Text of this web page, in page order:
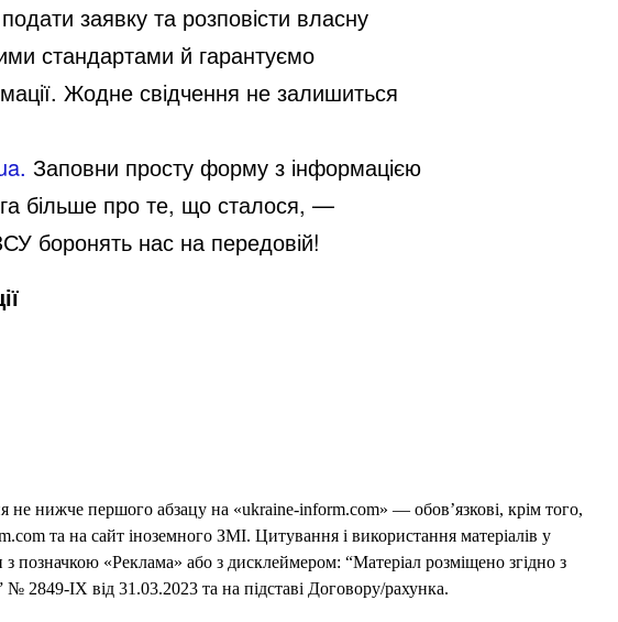
заявку та розповісти власну
стандартами й гарантуємо
Жодне свідчення не залишиться
Заповни просту форму з інформацією
більше про те, що сталося, —
боронять нас на передовій!
не нижче першого абзацу на «ukraine-inform.com» — обов’язкові, крім того,
та на сайт іноземного ЗМІ. Цитування і використання матеріалів у
«Реклама» або з дисклеймером: “Матеріал розміщено згідно з
2849-IX від 31.03.2023 та на підставі Договору/рахунка.